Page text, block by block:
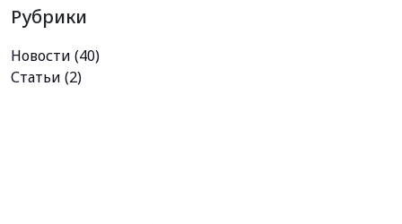
Рубрики
Новости (40)
Статьи (2)